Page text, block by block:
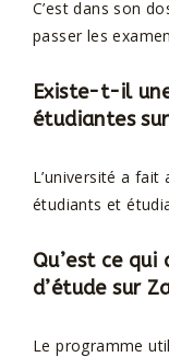
C’est dans son
passer les
Existe-t-il
étudiantes sur
L’université a
étudiants et
Qu’est ce
d’étude sur
Le programme